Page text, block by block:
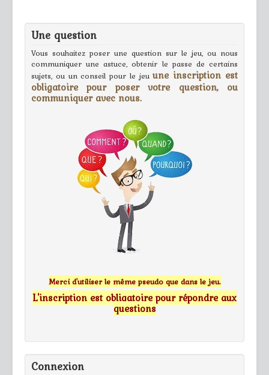
Une question
Vous souhaitez poser une question sur le jeu, ou nous
communiquer une astuce, obtenir le passe de certains
sujets, ou un conseil pour le jeuune inscription est
obligatoire pour poser votre question, ou
communiquer avec nous.
Merci d'utiliser le même pseudo que dans le jeu.
L'inscription est obligatoire pour répondre aux
questions
Connexion